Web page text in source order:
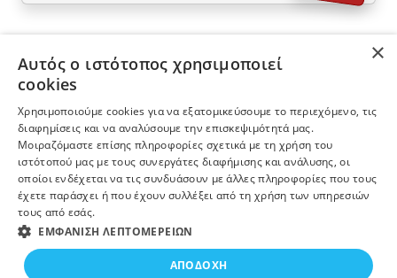
Από 19,90€
ΠΛΗΡΟΦΟΡΙΕΣ
Η ΕΤΑΙΡΕΙΑ
ΠΕΡΙΣΣΟΤΕΡΑ
ΕΓΓΡΑΦΗ ΣΤΟ NEWSLETTER
×
Αυτός ο ιστότοπος χρησιμοποιεί
cookies
Χρησιμοποιούμε cookies για να εξατομικεύσουμε το περιεχόμενο, τις
διαφημίσεις και να αναλύσουμε την επισκεψιμότητά μας.
Μοιραζόμαστε επίσης πληροφορίες σχετικά με τη χρήση του
ιστότοπού μας με τους συνεργάτες διαφήμισης και ανάλυσης, οι
οποίοι ενδέχεται να τις συνδυάσουν με άλλες πληροφορίες που τους
έχετε παράσχει ή που έχουν συλλέξει από τη χρήση των υπηρεσιών
τους από εσάς.
ΕΜΦΆΝΙΣΗ ΛΕΠΤΟΜΕΡΕΙΏΝ
ΑΠΟΔΟΧΉ